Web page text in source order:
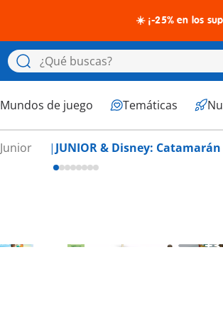
☀️ ¡-25% en los
Mundos de juego Temáticas
Junior JUNIOR & Disney:
+3